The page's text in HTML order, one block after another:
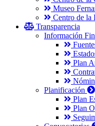
Museo
Centro de la
Transparencia
Información
Plan
Planificación
Plan
Plan